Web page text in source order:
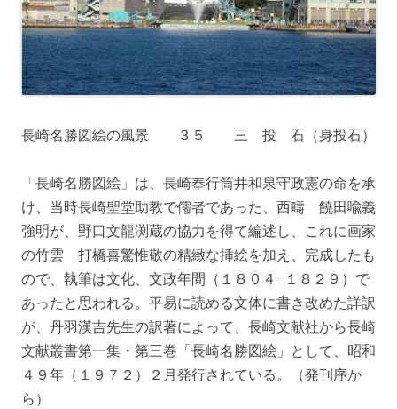
長崎名勝図絵の風景 ３５ 三 投 石（身投石）
「長崎名勝図絵」は、長崎奉行筒井和泉守政憲の命を承
け、当時長崎聖堂助教で儒者であった、西疇 饒田喩義
強明が、野口文龍渕蔵の協力を得て編述し、これに画家
の竹雲 打橋喜驚惟敬の精緻な挿絵を加え、完成したも
ので、執筆は文化、文政年間（１８０４−１８２９）で
あったと思われる。平易に読める文体に書き改めた詳訳
が、丹羽漢吉先生の訳著によって、長崎文献社から長崎
文献叢書第一集・第三巻「長崎名勝図絵」として、昭和
４９年（１９７２）２月発行されている。（発刊序か
ら）